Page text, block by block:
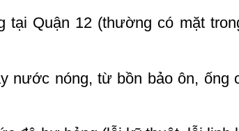
Quận 12 (thường có mặt
nước nóng, từ bồn bảo ôn, ống